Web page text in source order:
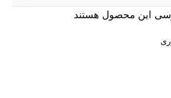
این محصول هستند